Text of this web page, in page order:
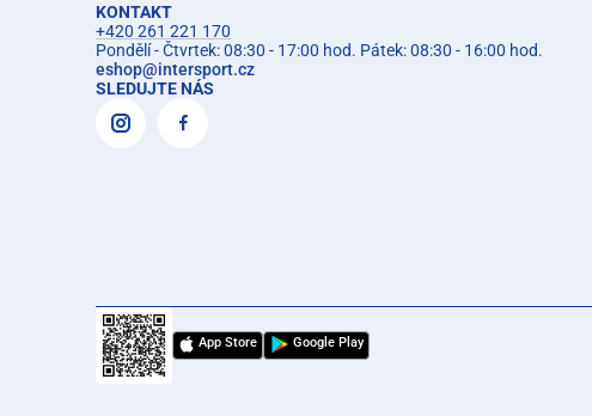
KONTAKT
+420 261 221 170
Pondělí - Čtvrtek: 08:30 - 17:00 hod. Pátek: 08:30 - 16:00 hod.
eshop@intersport.cz
SLEDUJTE NÁS
App Store Google Play